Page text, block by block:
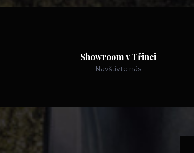
Showroom v Třinci
Navštivte nás